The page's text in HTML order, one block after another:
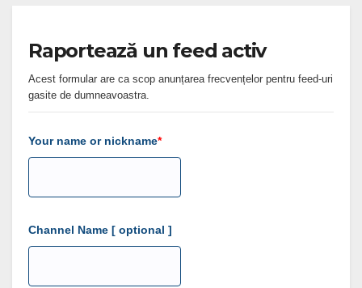
Raportează un feed activ
Acest formular are ca scop anunțarea frecvențelor pentru feed-uri
gasite de dumneavoastra.
Your name or nickname
Channel Name [ optional ]